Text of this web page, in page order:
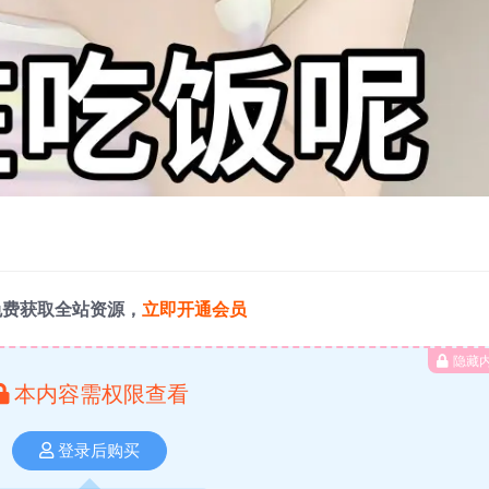
获取全站资源， 立即开通会员
隐藏
本内容需权限查看
登录后购买